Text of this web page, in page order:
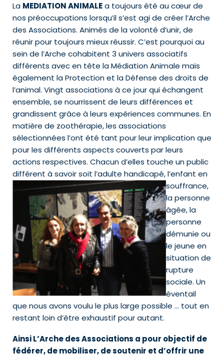
La MEDIATION ANIMALEa toujours été au cœur de
nos préoccupations lorsqu’il s’est agi de créer l’Arche
des Associations. Animés de la volonté d’unir, de
réunir pour toujours mieux réussir. C’est pourquoi au
sein de l’Arche cohabitent 3 univers associatifs
différents avec en tête la Médiation Animale mais
également la Protection et la Défense des droits de
l’animal. Vingt associations à ce jour qui échangent
ensemble, se nourrissent de leurs différences et
grandissent grâce à leurs expériences communes. En
matière de zoothérapie, les associations
sélectionnées l’ont été tant pour leur implication que
pour les différents aspects couverts par leurs
actions respectives. Chacun d’elles touche un public
différent à savoir soit l’adulte handicapé, l’enfant en
souffrance,
la personne
âgée, la
personne
démunie ou
le jeune en
situation de
rupture
sociale. Un
éventail
que nous avons voulu le plus large possible … tout en
restant loin d’être exhaustif pour autant.
Ainsi L’Arche des Associations a pour objectif de
fédérer, de mobiliser, de soutenir et d’offrir une